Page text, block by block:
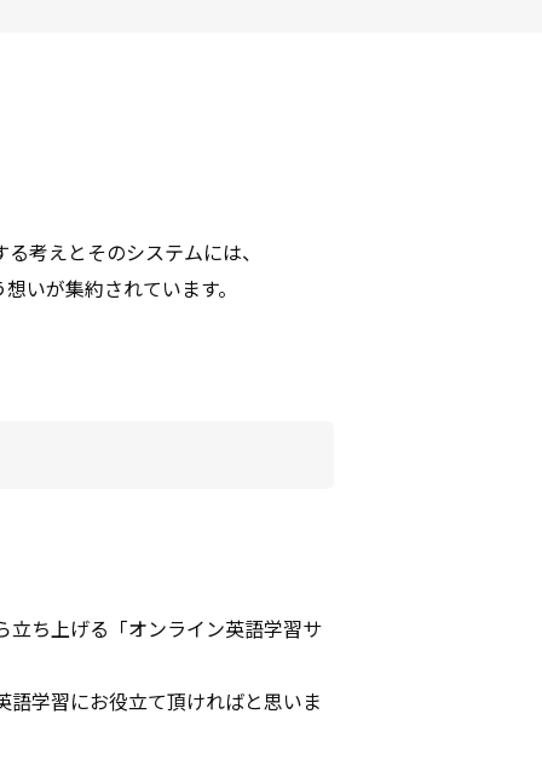
考えとそのシステムには、
いが集約されています。
立ち上げる「オンライン英語学習サ
学習にお役立て頂ければと思いま